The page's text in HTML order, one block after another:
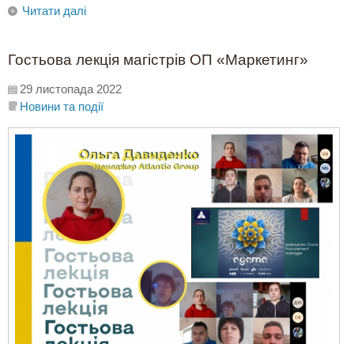
Читати далі
Гостьова лекція магістрів ОП «Маркетинг»
29 листопада 2022
Новини та події